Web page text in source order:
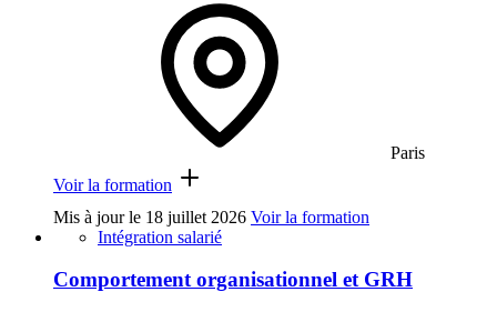
Paris
Voir la formation
Mis à jour le 18 juillet 2026 Voir la formation
Intégration salarié
Comportement organisationnel et GRH